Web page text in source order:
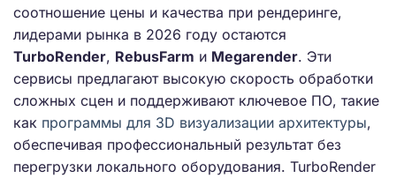
соотношение цены и качества при рендеринге,
лидерами рынка в 2026 году остаются
TurboRender, RebusFarm и Megarender. Эти
сервисы предлагают высокую скорость обработки
сложных сцен и поддерживают ключевое ПО, такие
как программы для 3D визуализации архитектуры,
обеспечивая профессиональный результат без
перегрузки локального оборудования. TurboRender